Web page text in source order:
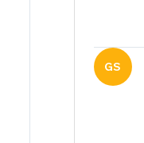
GS